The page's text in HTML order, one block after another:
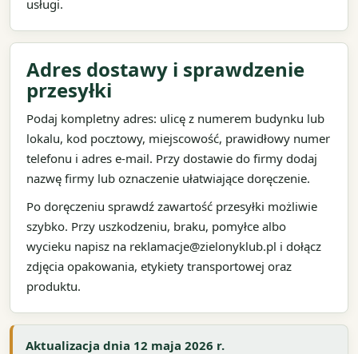
usługi.
Adres dostawy i sprawdzenie
przesyłki
Podaj kompletny adres: ulicę z numerem budynku lub
lokalu, kod pocztowy, miejscowość, prawidłowy numer
telefonu i adres e-mail. Przy dostawie do firmy dodaj
nazwę firmy lub oznaczenie ułatwiające doręczenie.
Po doręczeniu sprawdź zawartość przesyłki możliwie
szybko. Przy uszkodzeniu, braku, pomyłce albo
wycieku napisz na reklamacje@zielonyklub.pl i dołącz
zdjęcia opakowania, etykiety transportowej oraz
produktu.
Aktualizacja dnia 12 maja 2026 r.